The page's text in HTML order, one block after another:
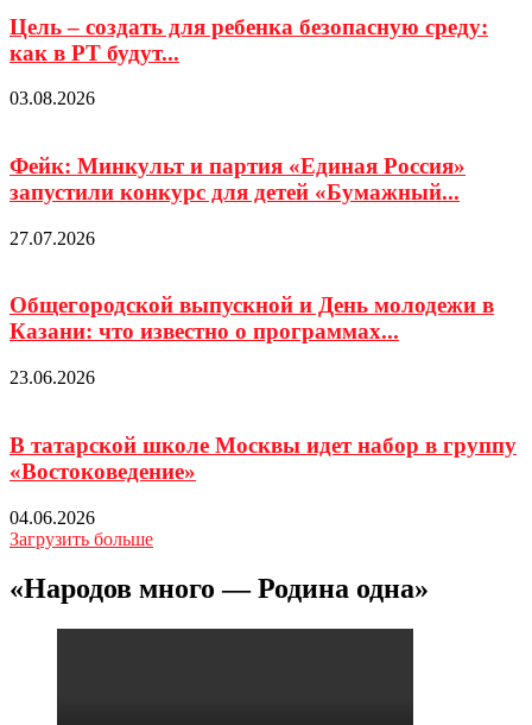
Цель – создать для ребенка безопасную среду:
как в РТ будут...
03.08.2026
Фейк: Минкульт и партия «Единая Россия»
запустили конкурс для детей «Бумажный...
27.07.2026
Общегородской выпускной и День молодежи в
Казани: что известно о программах...
23.06.2026
В татарской школе Москвы идет набор в группу
«Востоковедение»
04.06.2026
Загрузить больше
«Народов много — Родина одна»